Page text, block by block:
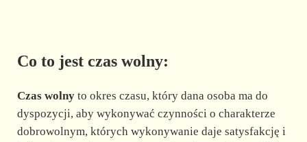
o
Co to jest czas wolny:
Czas wolnyto okres czasu, który dana osoba ma do
dyspozycji, aby wykonywać czynności o charakterze
dobrowolnym, których wykonywanie daje satysfakcję i